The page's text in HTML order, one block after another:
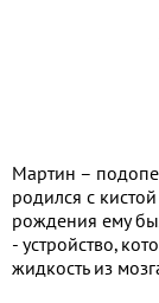
Мартин –
родился с
рождения ему
- устройство,
жидкость из